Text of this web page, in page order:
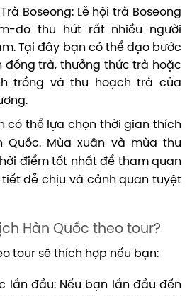
Boseong: Lễ hội trà Boseong
do thu hút rất nhiều người
Tại đây bạn có thể dạo bước
đồng trà, thưởng thức trà hoặc
trồng và thu hoạch trà của
có thể lựa chọn thời gian thích
Quốc. Mùa xuân và mùa thu
điểm tốt nhất để tham quan
dễ chịu và cảnh quan tuyệt
Hàn Quốc theo tour?
tour sẽ thích hợp nếu bạn:
lần đầu: Nếu bạn lần đầu đến